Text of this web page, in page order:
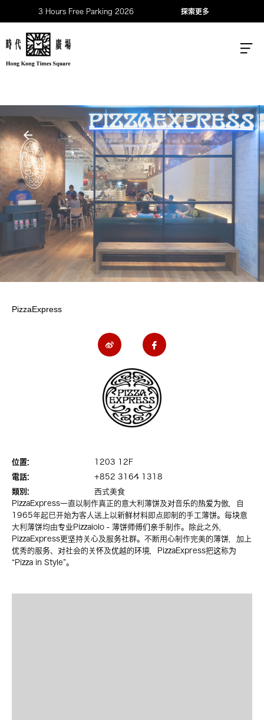
3 Hours Free Parking 2026 探索更多
PizzaExpress
位置:
1203 12F
電話:
+852 3164 1318
類別:
西式美食
PizzaExpress一直以制作真正的意大利薄饼及对音乐的热爱为傲，自
1965年起已开始为客人送上以新鲜材料即点即制的手工薄饼。每块意
大利薄饼均由专业Pizzaiolo - 薄饼师傅们亲手制作。除此之外，
PizzaExpress更坚持关心及服务社群。不断用心制作完美的薄饼，加上
优秀的服务、对社会的关怀及优越的环境，PizzaExpress把这称为
“Pizza in Style”。